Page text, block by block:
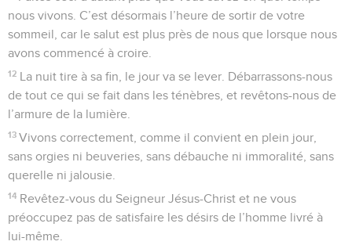
nous vivons. C’est désormais l’heure de sortir de votre
sommeil, car le salut est plus près de nous que lorsque nous
avons commencé à croire.
12 La nuit tire à sa fin, le jour va se lever. Débarrassons-nous
de tout ce qui se fait dans les ténèbres, et revêtons-nous de
l’armure de la lumière.
13 Vivons correctement, comme il convient en plein jour,
sans orgies ni beuveries, sans débauche ni immoralité, sans
querelle ni jalousie.
14 Revêtez-vous du Seigneur Jésus-Christ et ne vous
préoccupez pas de satisfaire les désirs de l’homme livré à
lui-même.